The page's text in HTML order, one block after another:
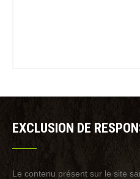
EXCLUSION DE
Le contenu présent sur le site